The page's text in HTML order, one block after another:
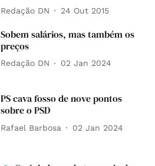
Redação DN 24 Out 2015
Sobem salários, mas também os
preços
Redação DN 02 Jan 2024
PS cava fosso de nove pontos
sobre o PSD
Rafael Barbosa 02 Jan 2024